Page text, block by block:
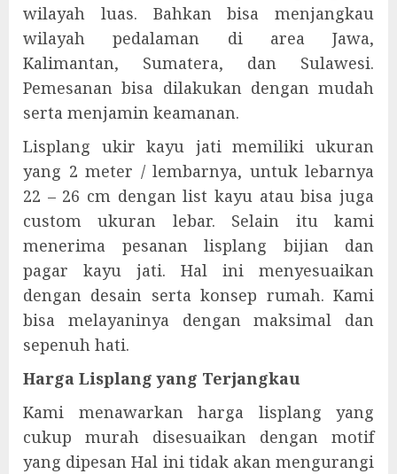
wilayah luas. Bahkan bisa menjangkau
wilayah pedalaman di area Jawa,
Kalimantan, Sumatera, dan Sulawesi.
Pemesanan bisa dilakukan dengan mudah
serta menjamin keamanan.
Lisplang ukir kayu jati memiliki ukuran
yang 2 meter / lembarnya, untuk lebarnya
22 – 26 cm dengan list kayu atau bisa juga
custom ukuran lebar. Selain itu kami
menerima pesanan lisplang bijian dan
pagar kayu jati. Hal ini menyesuaikan
dengan desain serta konsep rumah. Kami
bisa melayaninya dengan maksimal dan
sepenuh hati.
Harga Lisplang yang Terjangkau
Kami menawarkan harga lisplang yang
cukup murah disesuaikan dengan motif
yang dipesan Hal ini tidak akan mengurangi